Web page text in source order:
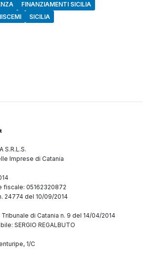
FINANZIAMENTI SICILIA
SICILIA
S.R.L.S.
Imprese di Catania
fiscale: 05162320872
24774 del 10/09/2014
di Catania n. 9 del 14/04/2014
SERGIO REGALBUTO
1/C